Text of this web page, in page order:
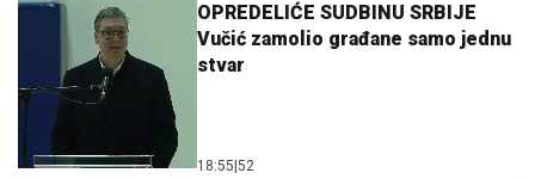
OPREDELIĆE SUDBINU SRBIJE
Vučić zamolio građane samo jednu
stvar
18:55 52